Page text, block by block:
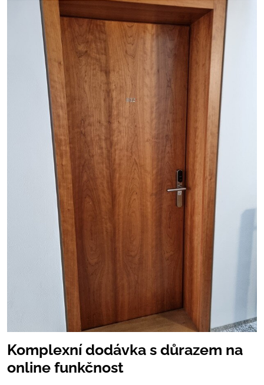
Komplexní dodávka s důrazem na
online funkčnost